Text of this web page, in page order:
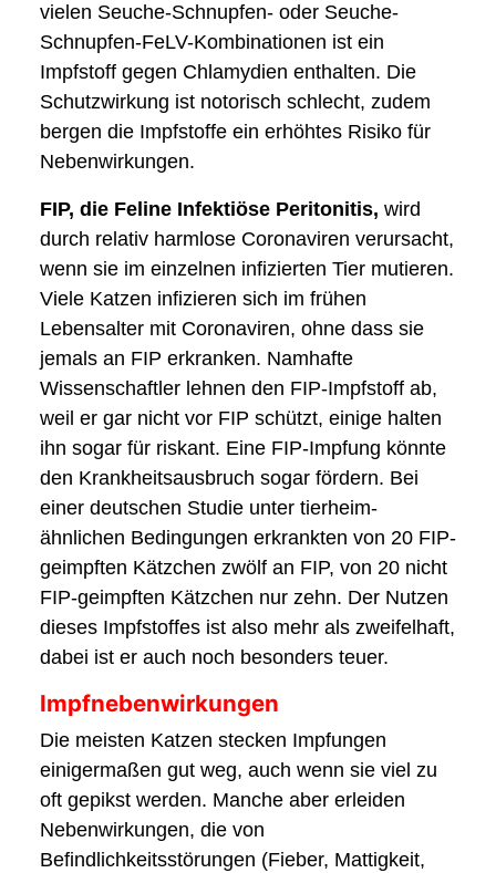
vielen Seuche-Schnupfen- oder Seuche-
Schnupfen-FeLV-Kombinationen ist ein
Impfstoff gegen Chlamydien enthalten. Die
Schutzwirkung ist notorisch schlecht, zudem
bergen die Impfstoffe ein erhöhtes Risiko für
Nebenwirkungen.
FIP, die Feline Infektiöse Peritonitis, wird
durch relativ harmlose Coronaviren verursacht,
wenn sie im einzelnen infizierten Tier mutieren.
Viele Katzen infizieren sich im frühen
Lebensalter mit Coronaviren, ohne dass sie
jemals an FIP erkranken. Namhafte
Wissenschaftler lehnen den FIP-Impfstoff ab,
weil er gar nicht vor FIP schützt, einige halten
ihn sogar für riskant. Eine FIP-Impfung könnte
den Krankheitsausbruch sogar fördern. Bei
einer deutschen Studie unter tierheim-
ähnlichen Bedingungen erkrankten von 20 FIP-
geimpften Kätzchen zwölf an FIP, von 20 nicht
FIP-geimpften Kätzchen nur zehn. Der Nutzen
dieses Impfstoffes ist also mehr als zweifelhaft,
dabei ist er auch noch besonders teuer.
Impfnebenwirkungen
Die meisten Katzen stecken Impfungen
einigermaßen gut weg, auch wenn sie viel zu
oft gepikst werden. Manche aber erleiden
Nebenwirkungen, die von
Befindlichkeitsstörungen (Fieber, Mattigkeit,